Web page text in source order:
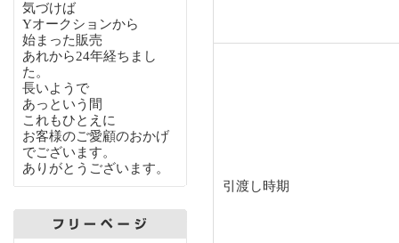
気づけば
Yオークションから
始まった販売
あれから24年経ちまし
た。
長いようで
あっという間
これもひとえに
お客様のご愛顧のおかげ
でございます。
ありがとうございます。
引渡し時期